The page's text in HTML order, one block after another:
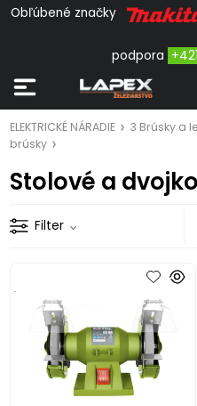
Obľúbené značky
podpora
ELEKTRICKÉ NÁRADIE 3 Brúsky a
brúsky
Stolové a
Filter
.